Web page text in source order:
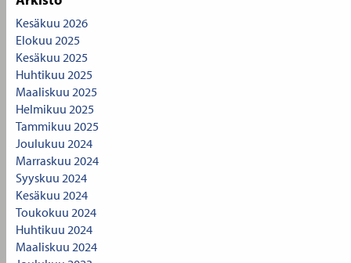
Kesäkuu 2026
Elokuu 2025
Kesäkuu 2025
Huhtikuu 2025
Maaliskuu 2025
Helmikuu 2025
Tammikuu 2025
Joulukuu 2024
Marraskuu 2024
Syyskuu 2024
Kesäkuu 2024
Toukokuu 2024
Huhtikuu 2024
Maaliskuu 2024